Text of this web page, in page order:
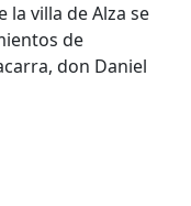
la villa de Alza se
de
don Daniel